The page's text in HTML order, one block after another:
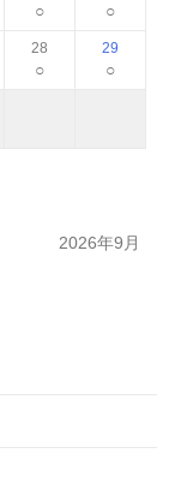
○ ○
28
○
29
○
2026年9月